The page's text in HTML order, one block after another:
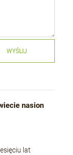
WYŚLIJ
nasion
lat